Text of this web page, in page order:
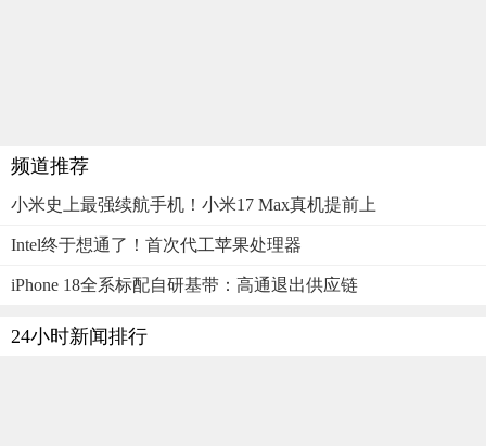
频道推荐
小米史上最强续航手机！小米17 Max真机提前上
Intel终于想通了！首次代工苹果处理器
iPhone 18全系标配自研基带：高通退出供应链
24小时新闻排行